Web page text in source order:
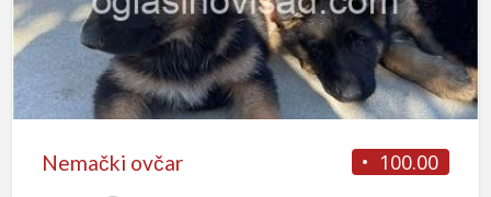
100.00
Nemački ovčar